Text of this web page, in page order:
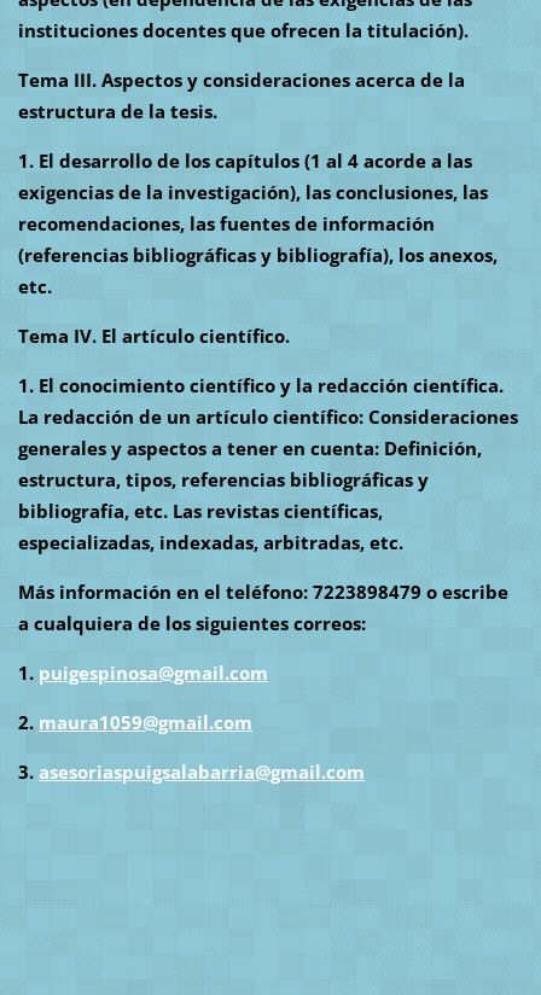
instituciones docentes que ofrecen la titulación).
Tema III. Aspectos y consideraciones acerca de la
estructura de la tesis.
1. El desarrollo de los capítulos (1 al 4 acorde a las
exigencias de la investigación), las conclusiones, las
recomendaciones, las fuentes de información
(referencias bibliográficas y bibliografía), los anexos,
etc.
Tema IV. El artículo científico.
1. El conocimiento científico y la redacción científica.
La redacción de un artículo científico: Consideraciones
generales y aspectos a tener en cuenta: Definición,
estructura, tipos, referencias bibliográficas y
bibliografía, etc. Las revistas científicas,
especializadas, indexadas, arbitradas, etc.
Más información en el teléfono: 7223898479 o escribe
a cualquiera de los siguientes correos:
1. puigespinosa@gmail.com
2. maura1059@gmail.com
3. asesoriaspuigsalabarria@gmail.com